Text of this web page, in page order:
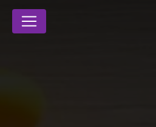
Panneau de gestion des cookies